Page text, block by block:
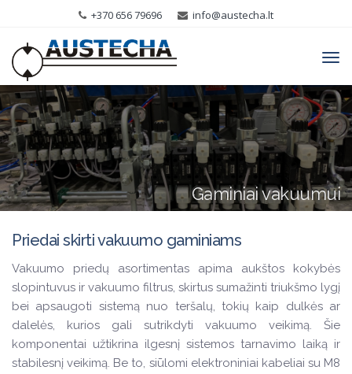
+370 656 79696 info@austecha.lt
Gaminiai vakuumui
Priedai skirti vakuumo gaminiams
Vakuumo priedų asortimentas apima aukštos kokybės
slopintuvus ir vakuumo filtrus, skirtus sumažinti triukšmo lygį
bei apsaugoti sistemą nuo teršalų, tokių kaip dulkės ar
dalelės, kurios gali sutrikdyti vakuumo veikimą. Šie
komponentai užtikrina ilgesnį sistemos tarnavimo laiką ir
stabilesnį veikimą. Be to, siūlomi elektroniniai kabeliai su M8